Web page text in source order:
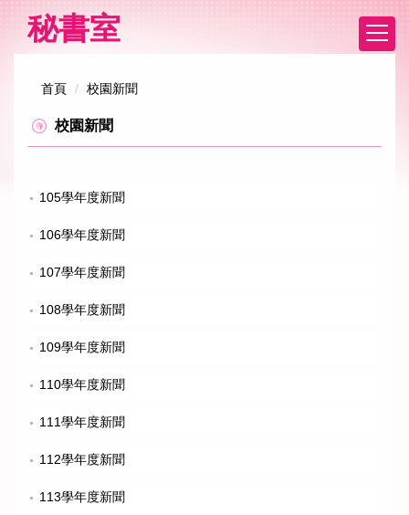
主
秘書室
首頁 校園新聞
校園新聞
105學年度新聞
106學年度新聞
107學年度新聞
108學年度新聞
109學年度新聞
110學年度新聞
111學年度新聞
112學年度新聞
113學年度新聞